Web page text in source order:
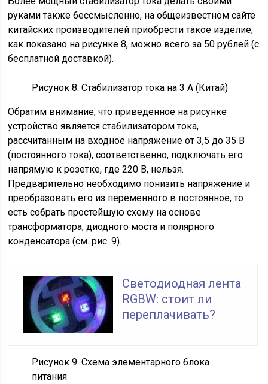
руками также бессмысленно, на общеизвестном сайте
китайских производителей приобрести такое изделие,
как показано на рисунке 8, можно всего за 50 рублей (с
бесплатной доставкой).
Рисунок 8. Стабилизатор тока на 3 А (Китай)
Обратим внимание, что приведенное на рисунке
устройство является стабилизатором тока,
рассчитанным на входное напряжение от 3,5 до 35 В
(постоянного тока), соответственно, подключать его
напрямую к розетке, где 220 В, нельзя.
Предварительно необходимо понизить напряжение и
преобразовать его из переменного в постоянное, то
есть собрать простейшую схему на основе
трансформатора, диодного моста и полярного
конденсатора (см. рис. 9).
Светодиодная лента
RGBW: стоит ли
переплачивать?
Рисунок 9. Схема элементарного блока
питания